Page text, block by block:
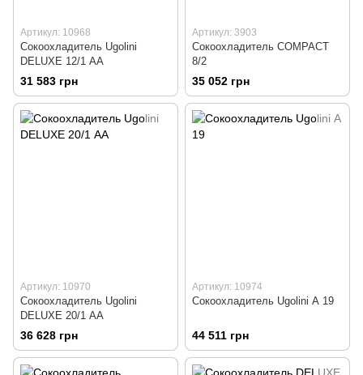
Артикул: 10968
Сокоохладитель Ugolini
DELUXE 12/1 АА
31 583 грн
Артикул: 3903
Сокоохладитель COMPACT
8/2
35 052 грн
Артикул: 10970
Сокоохладитель Ugolini
DELUXE 20/1 АА
36 628 грн
Артикул: 10974
Сокоохладитель Ugolini А 19
44 511 грн